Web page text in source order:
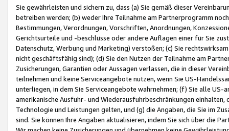
Sie gewährleisten und sichern zu, dass (a) Sie gemäß dieser
betreiben werden; (b) weder Ihre Teilnahme am Partnerprogramm
Bestimmungen, Verordnungen, Vorschriften, Anordnungen,
Gerichtsurteile und -beschlüsse oder andere Auflagen einer für Sie
Datenschutz, Werbung und Marketing) verstoßen; (c) Sie
nicht geschäftsfähig sind); (d) Sie den Nutzen der Teilnahme am
Zusicherungen, Garantien oder Aussagen verlassen, die in dieser
teilnehmen und keine Serviceangebote nutzen, wenn Sie US-
unterliegen, in dem Sie Serviceangebote wahrnehmen; (f) Sie alle
amerikanische Ausfuhr- und Wiederausfuhrbeschränkungen
Technologie und Leistungen gelten, und (g) die Angaben, die Sie im
sind. Sie können Ihre Angaben aktualisieren, indem Sie sich über die